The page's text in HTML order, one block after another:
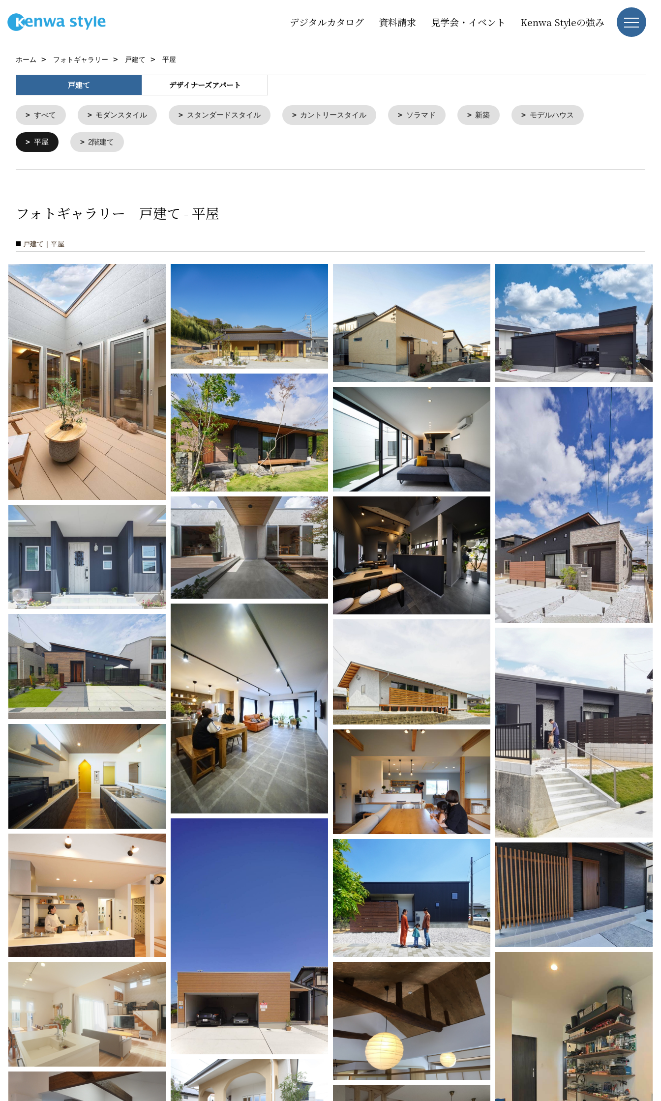
デジタルカタログ 資料請求 見学会・イベント Kenwa Styleの強み
ホーム フォトギャラリー 戸建て 平屋
戸建て デザイナーズアパート
すべて モダンスタイル スタンダードスタイル カントリースタイル ソラマド 新築 モデルハウス
平屋 2階建て
フォトギャラリー 戸建て - 平屋
戸建て｜平屋